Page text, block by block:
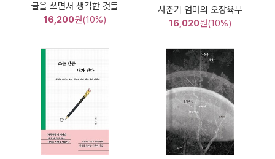
글을 쓰면서 생각한 것들
16,200원(10%)
사춘기 엄마의 오장육부
16,020원(10%)